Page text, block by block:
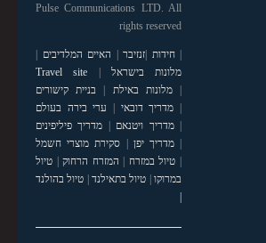
Pulse Communications LTD. All
rights reserved
|חידות |זנזיבר | האיים המלדיבים |
מלונות בישראל |
Travel site
|מלונות באילת | בניית קישורים
| מדריך דובאי | ערי בירה בעולם
|מדריך ויטנאם | מדריך פיליפינים
|מדריך יפן | סקירת מוצרי חשמל
| טיול במזרח | המזרח הרחוק| טיול
במרוקו| טיול בתאילנד| טיול בהולנד
|